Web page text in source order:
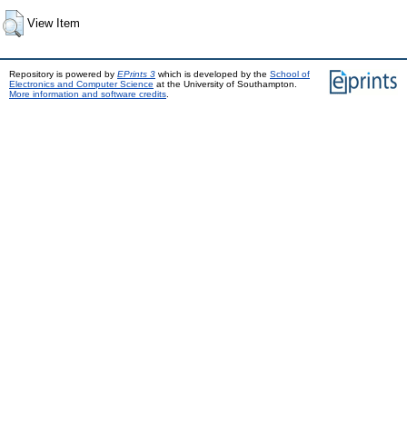
View Item
Repository is powered by EPrints 3 which is developed by the School of
Electronics and Computer Science at the University of Southampton.
More information and software credits